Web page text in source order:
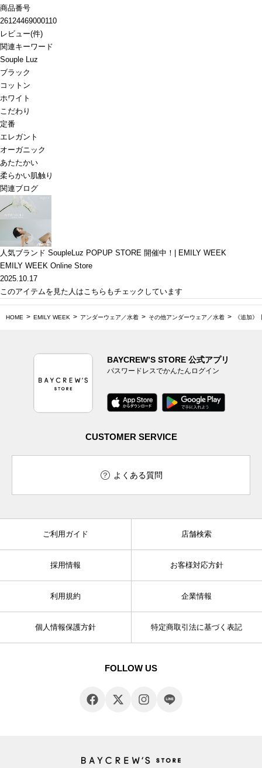
商品番号
26124469000110
レビュー(件)
関連キーワード
Souple Luz
ブラック
コットン
ホワイト
こだわり
定番
エレガント
オーガニック
あたたかい
柔らかい肌触り
関連ブログ
人気ブランド SoupleLuz POPUP STORE 開催中！| EMILY WEEK
EMILY WEEK Online Store
2025.10.17
このアイテムを見た人はこちらもチェックしています
HOME EMILY WEEK アンダーウェア／水着 その他アンダーウェア／水着 《追加》
BAYCREW’S STORE 公式アプリ
パスワードレスでかんたんログイン
CUSTOMER SERVICE
よくある質問
ご利用ガイド 店舗検索
採用情報 お客様対応方針
利用規約 企業情報
個人情報保護方針 特定商取引法に基づく表記
FOLLOW US